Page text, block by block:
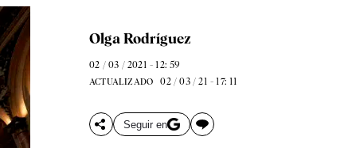
Olga Rodríguez
02 / 03 / 2021 - 12: 59
ACTUALIZADO 02 / 03 / 21 - 17: 11
Seguir en